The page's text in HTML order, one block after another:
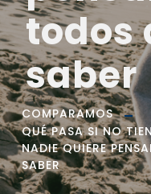
todos
saber
COMPARAMOS
QUÉ PASA SI NO
NADIE QUIERE
SABER